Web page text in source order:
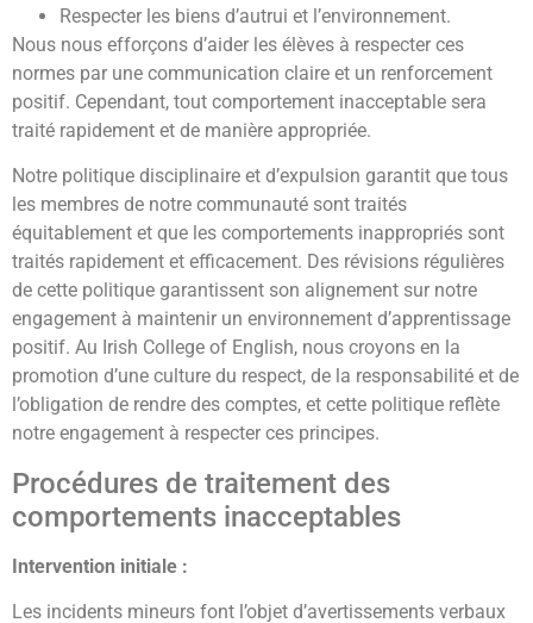
Respecter les biens d’autrui et l’environnement.
Nous nous efforçons d’aider les élèves à respecter ces
normes par une communication claire et un renforcement
positif. Cependant, tout comportement inacceptable sera
traité rapidement et de manière appropriée.
Notre politique disciplinaire et d’expulsion garantit que tous
les membres de notre communauté sont traités
équitablement et que les comportements inappropriés sont
traités rapidement et efficacement. Des révisions régulières
de cette politique garantissent son alignement sur notre
engagement à maintenir un environnement d’apprentissage
positif. Au Irish College of English, nous croyons en la
promotion d’une culture du respect, de la responsabilité et de
l’obligation de rendre des comptes, et cette politique reflète
notre engagement à respecter ces principes.
Procédures de traitement des
comportements inacceptables
Intervention initiale :
Les incidents mineurs font l’objet d’avertissements verbaux